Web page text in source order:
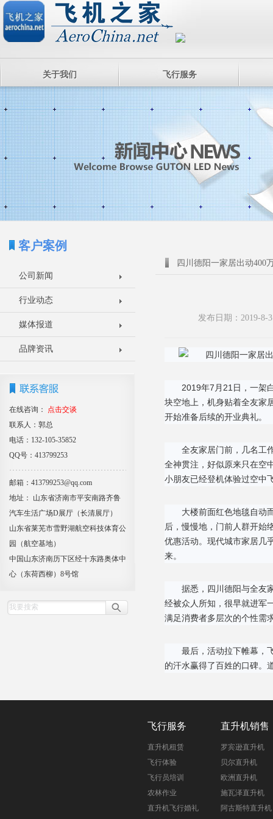
关于我们 飞行服务
客户案例
公司新闻
行业动态
媒体报道
品牌资讯
在线咨询：
点击交谈
联系人：郭总
电话：132-105-35852
QQ号：413799253
邮箱：413799253@qq.com
地址： 山东省济南市平安南路齐鲁
汽车生活广场D展厅（长清展厅）
山东省莱芜市雪野湖航空科技体育公
园（航空基地）
中国山东济南历下区经十东路奥体中
心（东荷西柳）8号馆
四川德阳一家居出动400
发布日期：2019-
2019年7月21日，一架
块空地上，机身贴着全友家
开始准备后续的开业典礼。
全友家居门前，几名工
全神贯注，好似原来只在空
小朋友已经登机体验过空中
大楼前面红色地毯自动
后，慢慢地，门前人群开始
优惠活动。现代城市家居几
来。
据悉，四川德阳与全友
经被众人所知，很早就进军
满足消费者多层次的个性需
最后，活动拉下帷幕，
的汗水赢得了百姓的口碑。
飞行服务
直升机租赁
飞行体验
飞行员培训
农林作业
直升机飞行婚礼
直升机销售
罗宾逊直升机
贝尔直升机
欧洲直升机
施瓦泽直升机
阿古斯特直升机